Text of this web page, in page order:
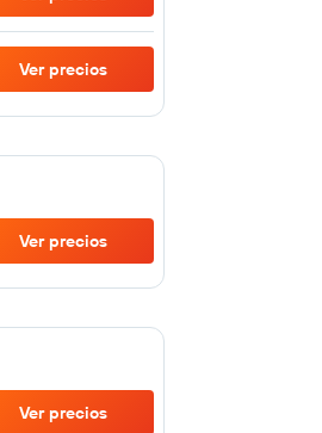
Ver precios
Ver precios
Ver precios